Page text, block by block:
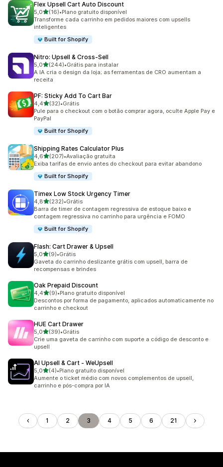
Flex Upsell Cart Auto Discount
5,0de 5 estrelas
(16)
16 avaliações ao todo
•Plano gratuito disponível
Transforme cada carrinho em pedidos maiores com upsells
inteligentes
Built for Shopify
Nitro: Upsell & Cross‑Sell
5,0de 5 estrelas
(244)
244 avaliações ao todo
•Grátis para instalar
A IA cria o design da loja; as ferramentas de CRO aumentam a
receita
PF: Sticky Add To Cart Bar
4,4de 5 estrelas
(32)
32 avaliações ao todo
•Grátis
Pule para o checkout com o botão comprar agora, oculte Apple Pay e
PayPal
Built for Shopify
Shipping Rates Calculator Plus
4,6de 5 estrelas
(207)
207 avaliações ao todo
•Avaliação gratuita
Exiba tarifas de envio antes do checkout para evitar abandono
Built for Shopify
Timex Low Stock Urgency Timer
4,8de 5 estrelas
(232)
232 avaliações ao todo
•Grátis
Barra de timer de contagem regressiva de estoque baixo e
contagem regressiva no carrinho para urgência e FOMO
Built for Shopify
Flash: Cart Drawer & Upsell
5,0de 5 estrelas
(9)
9 avaliações ao todo
•Grátis
Gaveta do carrinho deslizante grátis com upsell, barra de
recompensas e brindes
Oak Prepaid Discount
4,4de 5 estrelas
(9)
9 avaliações ao todo
•Plano gratuito disponível
Descontos por forma de pagamento, aplicados automaticamente no
carrinho e checkout
HUE Cart Drawer
5,0de 5 estrelas
(39)
39 avaliações ao todo
•Grátis
Crie uma gaveta de carrinho com suporte a código de desconto e
upsell
AI Upsell & Cart ‑ WeUpsell
5,0de 5 estrelas
(4)
4 avaliações ao todo
•Plano gratuito disponível
Aumente o ticket médio com novos complementos de upsell,
carrinho e pós-compra por IA
1 2 3 4 5 6 21